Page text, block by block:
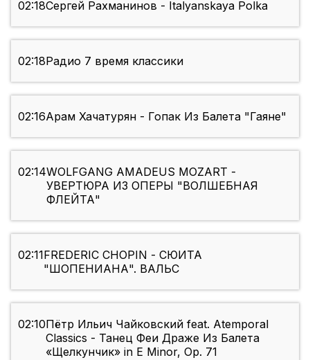
02:18Сергей Рахманинов - Italyanskaya Polka
02:18Радио 7 время классики
02:16Арам Хачатурян - Гопак Из Балета "Гаяне"
02:14WOLFGANG AMADEUS MOZART -
УВЕРТЮРА ИЗ ОПЕРЫ "ВОЛШЕБНАЯ
ФЛЕЙТА"
02:11FREDERIC CHOPIN - СЮИТА
"ШОПЕНИАНА". ВАЛЬС
02:10Пётр Ильич Чайковский feat. Atemporal
Classics - Танец Феи Драже Из Балета
«Щелкунчик» in E Minor, Op. 71